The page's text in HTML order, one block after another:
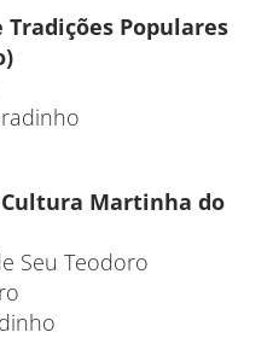
Tradições Populares
Cultura Martinha do
Seu Teodoro